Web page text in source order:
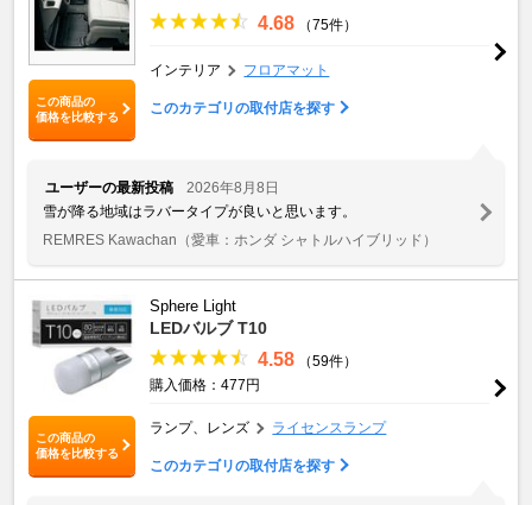
この商品の
価格を比較する
4.68 （75件）
インテリア フロアマット
このカテゴリの取付店を探す
ユーザーの最新投稿
2026年8月8日
雪が降る地域はラバータイプが良いと思います。
REMRES Kawachan （愛車：ホンダ シャトルハイブリッド）
この商品の
価格を比較する
Sphere Light
LEDバルブ T10
4.58
（59件）
購入価格：477円
ランプ、レンズ ライセンスランプ
このカテゴリの取付店を探す